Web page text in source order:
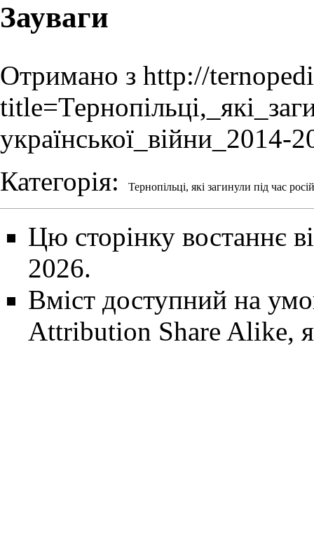
Зауваги
Отримано з http://
Категорія: Тернопільці, які загинули під час
Цю сторінку востаннє
2026.
Вміст доступний на
Attribution Share Alike,